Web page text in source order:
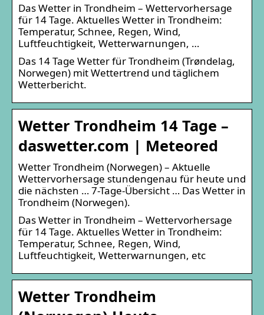
Das Wetter in Trondheim – Wettervorhersage
für 14 Tage. Aktuelles Wetter in Trondheim:
Temperatur, Schnee, Regen, Wind,
Luftfeuchtigkeit, Wetterwarnungen, …
Das 14 Tage Wetter für Trondheim (Trøndelag,
Norwegen) mit Wettertrend und täglichem
Wetterbericht.
Wetter Trondheim 14 Tage –
daswetter.com | Meteored
Wetter Trondheim (Norwegen) – Aktuelle
Wettervorhersage stundengenau für heute und
die nächsten … 7-Tage-Übersicht … Das Wetter in
Trondheim (Norwegen).
Das Wetter in Trondheim – Wettervorhersage
für 14 Tage. Aktuelles Wetter in Trondheim:
Temperatur, Schnee, Regen, Wind,
Luftfeuchtigkeit, Wetterwarnungen, etc
Wetter Trondheim